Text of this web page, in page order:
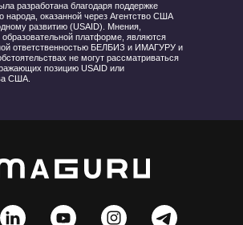
разработана благодаря поддержке
народа, оказанной через Агентство США
развитию (USAID). Мнения,
платформе, являются
ответственностью БЕЛБИЗ и ИМАГУРУ и
не могут рассматриваться
позицию USAID или
США.